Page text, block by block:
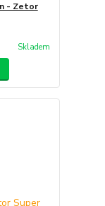
- Zetor
Skladem